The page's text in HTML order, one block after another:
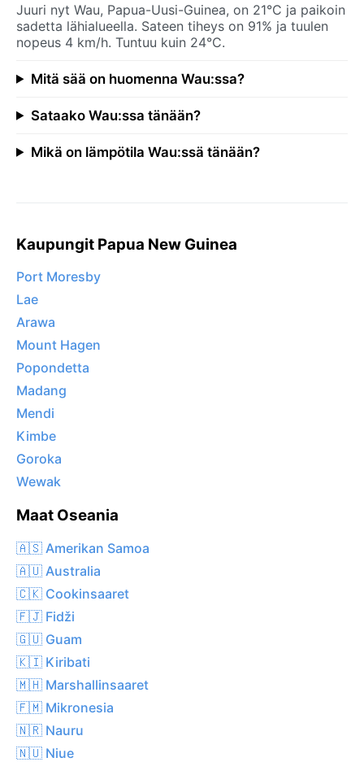
Juuri nyt Wau, Papua-Uusi-Guinea, on 21°C ja paikoin
sadetta lähialueella. Sateen tiheys on 91% ja tuulen
nopeus 4 km/h. Tuntuu kuin 24°C.
Mitä sää on huomenna Wau:ssa?
Sataako Wau:ssa tänään?
Mikä on lämpötila Wau:ssä tänään?
Kaupungit Papua New Guinea
Port Moresby
Lae
Arawa
Mount Hagen
Popondetta
Madang
Mendi
Kimbe
Goroka
Wewak
Maat Oseania
🇦🇸 Amerikan Samoa
🇦🇺 Australia
🇨🇰 Cookinsaaret
🇫🇯 Fidži
🇬🇺 Guam
🇰🇮 Kiribati
🇲🇭 Marshallinsaaret
🇫🇲 Mikronesia
🇳🇷 Nauru
🇳🇺 Niue